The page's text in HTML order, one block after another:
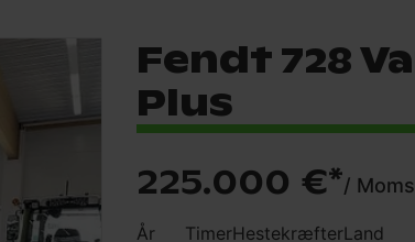
Fendt 728
Plus
225.000 €*/
År TimerHestekræfterLand